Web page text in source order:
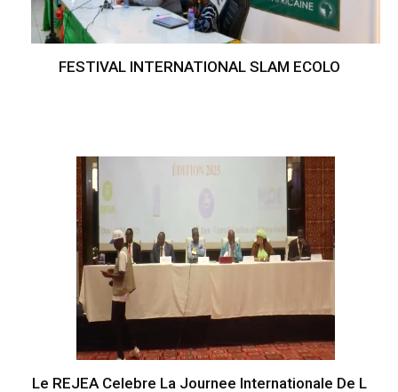
FESTIVAL INTERNATIONAL SLAM ECOLO
Le REJEA Celebre La Journee Internationale De L